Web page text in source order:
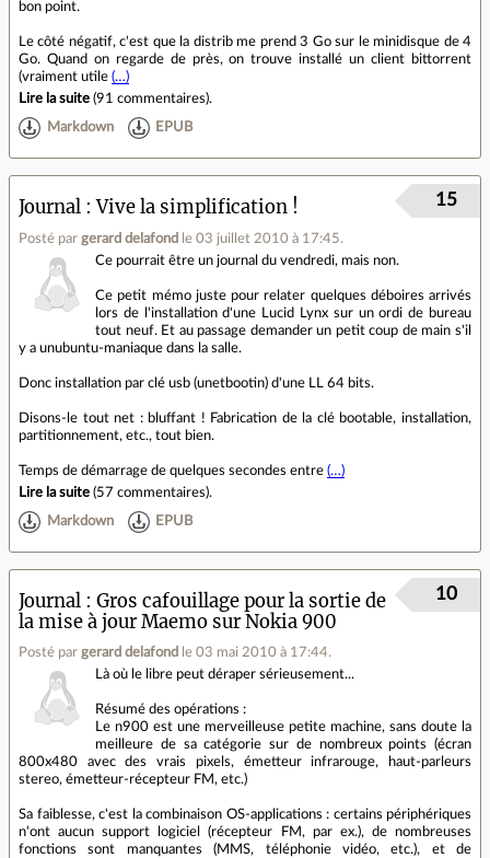
bon point.
Le côté négatif, c'est que la distrib me prend 3 Go sur le minidisque de 4
Go. Quand on regarde de près, on trouve installé un client bittorrent
(vraiment utile (…)
Lire la suite (91 commentaires).
Markdown EPUB
Journal Vive la simplification !
Posté par gerard delafond le 03 juillet 2010 à 17:45.
15
Ce pourrait être un journal du vendredi, mais non.
Ce petit mémo juste pour relater quelques déboires arrivés
lors de l'installation d'une Lucid Lynx sur un ordi de bureau
tout neuf. Et au passage demander un petit coup de main s'il
y a unubuntu-maniaque dans la salle.
Donc installation par clé usb (unetbootin) d'une LL 64 bits.
Disons-le tout net : bluffant ! Fabrication de la clé bootable, installation,
partitionnement, etc., tout bien.
Temps de démarrage de quelques secondes entre (…)
Lire la suite (57 commentaires).
Markdown EPUB
Journal
Gros cafouillage pour la sortie de
la mise à jour Maemo sur Nokia 900
Posté par gerard delafond le 03 mai 2010 à 17:44.
10
Là où le libre peut déraper sérieusement...
Résumé des opérations :
Le n900 est une merveilleuse petite machine, sans doute la
meilleure de sa catégorie sur de nombreux points (écran
800x480 avec des vrais pixels, émetteur infrarouge, haut-parleurs
stereo, émetteur-récepteur FM, etc.)
Sa faiblesse, c'est la combinaison OS-applications : certains périphériques
n'ont aucun support logiciel (récepteur FM, par ex.), de nombreuses
fonctions sont manquantes (MMS, téléphonie vidéo, etc.), et de